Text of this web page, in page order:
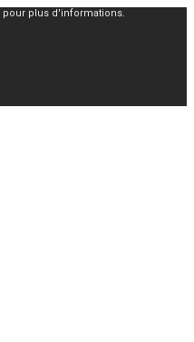
pour plus d'informations.